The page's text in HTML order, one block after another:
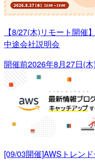
【8/27(木)リモート開
中途会社説明会
開催前2026年8月27日(
[09/03開催]AWSトレン